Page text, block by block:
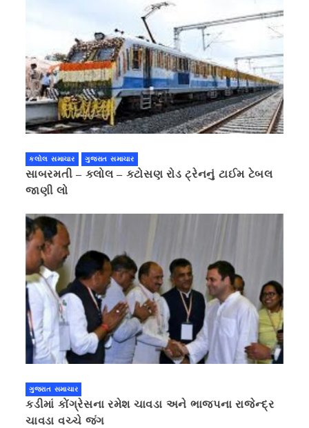
કલોલ સમાચાર ગુજરાત સમાચાર
સાબરમતી – કલોલ – કટોસણ રોડ ટ્રેનનું ટાઈમ ટેબલ
જાણી લો
ગુજરાત સમાચાર
કડીમાં કોંગ્રેસના રમેશ ચાવડા અને ભાજપના રાજેન્દ્ર
ચાવડા વચ્ચે જંગ